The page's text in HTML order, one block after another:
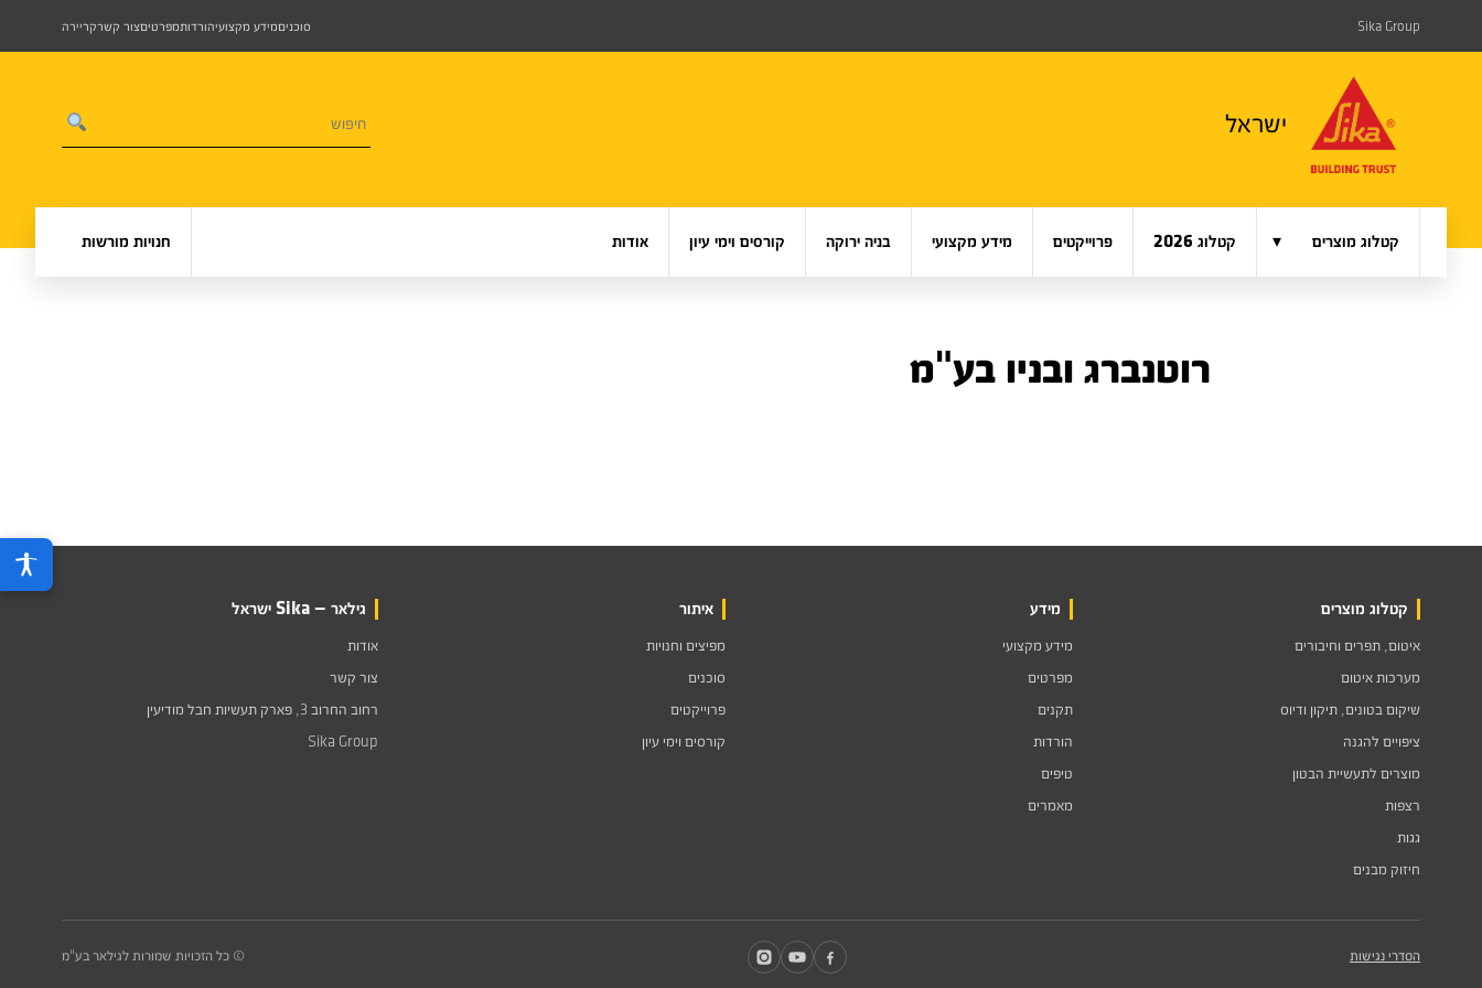
Sika Group סוכניםמידע מקצועיהורדותמפרטיםצור קשרקריירה
ישראל
קטלוג מוצרים ▾ קטלוג 2026 פרוייקטים מידע מקצועי בניה ירוקה קורסים וימי עיון אודות חנויות מורשות
רוטנברג ובניו בע"מ
קטלוג מוצרים
איטום, תפרים וחיבורים
מערכות איטום
שיקום בטונים, תיקון ודיוס
ציפויים להגנה
מוצרים לתעשיית הבטון
רצפות
גגות
חיזוק מבנים
מידע
מידע מקצועי
מפרטים
תקנים
הורדות
טיפים
מאמרים
איתור
מפיצים וחנויות
סוכנים
פרוייקטים
קורסים וימי עיון
גילאר — Sika ישראל
אודות
צור קשר
רחוב החרוב 3, פארק תעשיות חבל מודיעין
Sika Group
הסדרי נגישות © כל הזכויות שמורות לגילאר בע"מ